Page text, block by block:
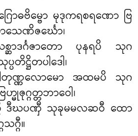
ဂြောဓဗိမ္ဗော မုဒုကရစရဏော ဗြ
သေဏိဇင်္ဃော၊
ဆာဒင်္ဂဇာတော ပုနရပိ သုဂ
ပတိဋ္ဌိတပါဒေါ၊
ါတုဏ္ဏလောမော အထမပိ သုဂ
မုဇုဂ္ဂတ္တဘာဝေါ၊
ဒီဃပဏှီ သုခုမမလဆဝီ ထော
သဂ္ဂီ။